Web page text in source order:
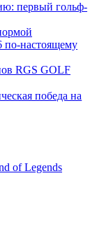
первый гольф-
по-настоящему
RGS GOLF
победа на
of Legends